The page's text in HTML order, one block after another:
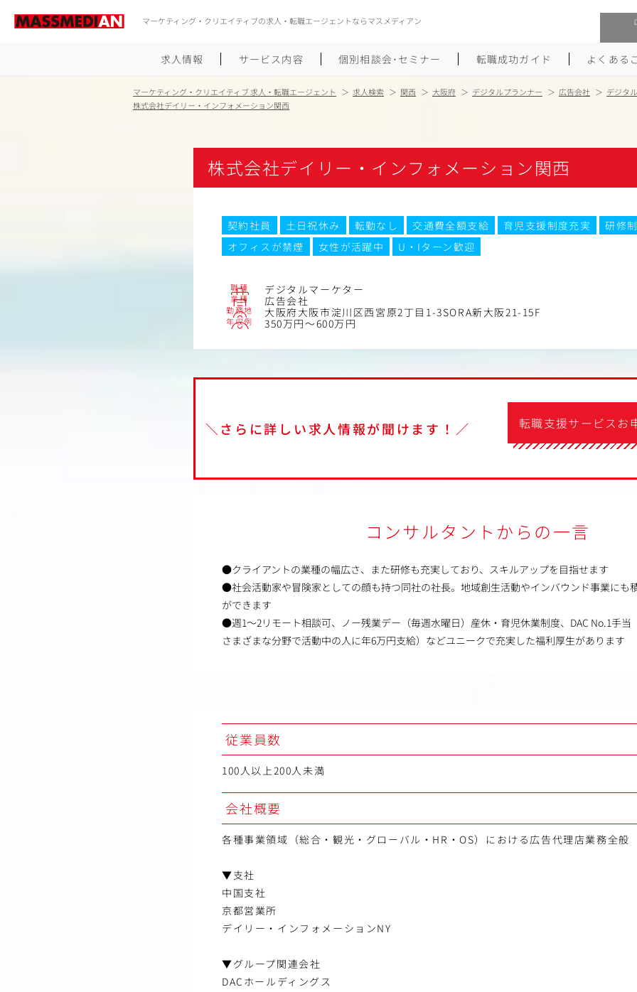
マーケティング・クリエイティブの求人・転職エージェントならマスメディアン
求人情報 サービス内容 個別相談会･セミナー 転職成功ガイド
履歴書のつくり方
職務経歴書のつくり方
ポートフォリオのつくり方
面接対策
大手広告会社への転職
エグゼクティブ転職
しゅふクリ･ママクリ転職
よくある
マーケティング・クリエイティブ 求人・転職エージェント 求人検索 関西 大阪府 デジタルプランナー 広告会社
デジタ
株式会社デイリー・インフォメーション関西
株式会社デイリー・インフォメーション関西
契約社員 土日祝休み 転勤なし 交通費全額支給 育児支援制度充実
研修
オフィスが禁煙
女性が活躍中 U・Iターン歓迎
職種 デジタルマーケター
業種 広告会社
勤務地 大阪府大阪市淀川区西宮原2丁目1-3SORA新大阪21-15F
年収例 350万円～600万円
＼さらに詳しい求人情報が聞けます！／ 転職支援サービスお
コンサルタントからの一言
●クライアントの業種の幅広さ、また研修も充実しており、スキルアップを目指せます
●社会活動家や冒険家としての顔も持つ同社の社長。地域創生活動やインバウンド事業にも
ができます
●週1～2リモート相談可、ノー残業デー（毎週水曜日）産休・育児休業制度、DAC No.1手当
さまざまな分野で活動中の人に年6万円支給）などユニークで充実した福利厚生があります
従業員数
100人以上200人未満
会社概要
各種事業領域（総合・観光・グローバル・HR・OS）における広告代理店業務全般
▼支社
中国支社
京都営業所
デイリー・インフォメーションNY
▼グループ関連会社
DACホールディングス